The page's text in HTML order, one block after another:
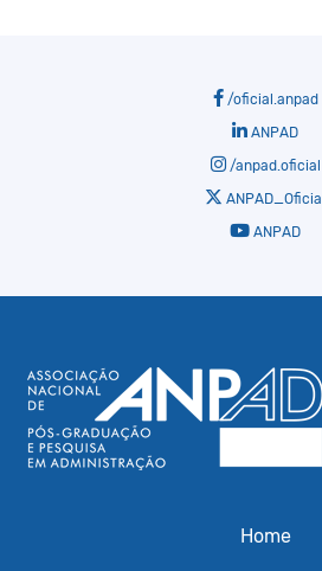
/oficial.anpad
ANPAD
/anpad.oficial
ANPAD_Oficial
ANPAD
Home